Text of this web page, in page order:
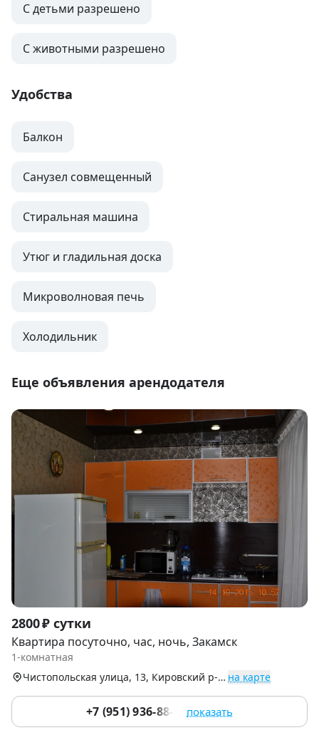
С детьми разрешено
С животными разрешено
Удобства
Балкон
Санузел совмещенный
Стиральная машина
Утюг и гладильная доска
Микроволновая печь
Холодильник
Еще объявления арендодателя
Item
1
of
8
2800 ₽ сутки
Квартира посуточно, час, ночь, Закамск
1-комнатная
Чистопольская улица, 13, Кировский р-н (Закамск) на карте
+7 (951) 936-88-24 показать